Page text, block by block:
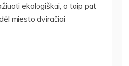
ekologiškai, o taip pat
miesto dviračiai